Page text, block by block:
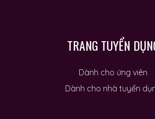
TRANG TUYỂN
Dành cho ứng viên
Dành cho nhà tuyển